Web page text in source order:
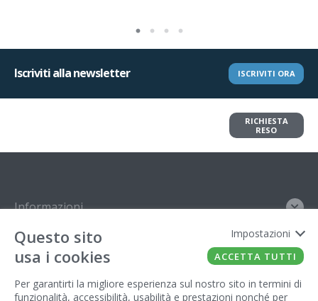
Iscriviti alla newsletter ISCRIVITI ORA
RICHIESTA
RESO
Informazioni
Contatto
Questo sito
usa i cookies
Per garantirti la migliore esperienza sul nostro sito in termini di
funzionalità, accessibilità, usabilità e prestazioni nonché per
Impostazioni
ACCETTA TUTTI